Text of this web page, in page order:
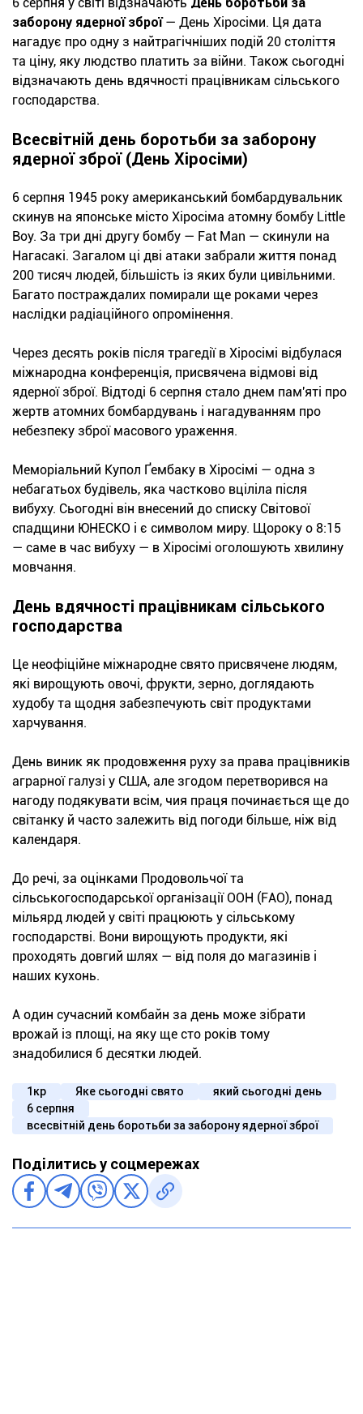
заборону ядерної зброї— День Хіросіми. Ця дата
нагадує про одну з найтрагічніших подій 20 століття
та ціну, яку людство платить за війни. Також сьогодні
відзначають день вдячності працівникам сільського
господарства.
Всесвітній день боротьби за заборону
ядерної зброї (День Хіросіми)
6 серпня 1945 року американський бомбардувальник
скинув на японське місто Хіросіма атомну бомбу Little
Boy. За три дні другу бомбу — Fat Man — скинули на
Нагасакі. Загалом ці дві атаки забрали життя понад
200 тисяч людей, більшість із яких були цивільними.
Багато постраждалих помирали ще роками через
наслідки радіаційного опромінення.
Через десять років після трагедії в Хіросімі відбулася
міжнародна конференція, присвячена відмові від
ядерної зброї. Відтоді 6 серпня стало днем пам'яті про
жертв атомних бомбардувань і нагадуванням про
небезпеку зброї масового ураження.
Меморіальний Купол Ґембаку в Хіросімі — одна з
небагатьох будівель, яка частково вціліла після
вибуху. Сьогодні він внесений до списку Світової
спадщини ЮНЕСКО і є символом миру. Щороку о 8:15
— саме в час вибуху — в Хіросімі оголошують хвилину
мовчання.
День вдячності працівникам сільського
господарства
Це неофіційне міжнародне свято присвячене людям,
які вирощують овочі, фрукти, зерно, доглядають
худобу та щодня забезпечують світ продуктами
харчування.
День виник як продовження руху за права працівників
аграрної галузі у США, але згодом перетворився на
нагоду подякувати всім, чия праця починається ще до
світанку й часто залежить від погоди більше, ніж від
календаря.
До речі, за оцінками Продовольчої та
сільськогосподарської організації ООН (FAO), понад
мільярд людей у світі працюють у сільському
господарстві. Вони вирощують продукти, які
проходять довгий шлях — від поля до магазинів і
наших кухонь.
А один сучасний комбайн за день може зібрати
врожай із площі, на яку ще сто років тому
знадобилися б десятки людей.
1кр Яке сьогодні свято
який сьогодні день
6 серпня
всесвітній день боротьби за заборону ядерної зброї
Поділитись у соцмережах